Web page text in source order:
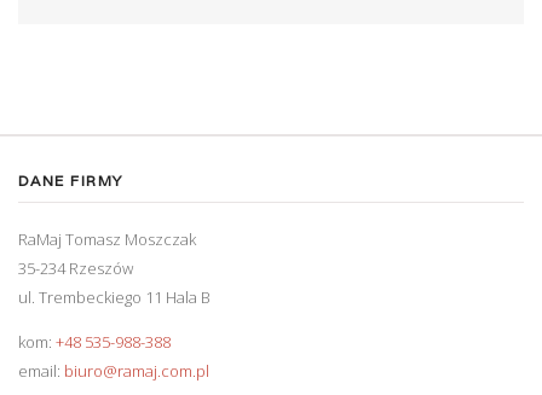
DANE FIRMY
RaMaj Tomasz Moszczak
35-234 Rzeszów
ul. Trembeckiego 11 Hala B
kom: +48 535-988-388
email: biuro@ramaj.com.pl